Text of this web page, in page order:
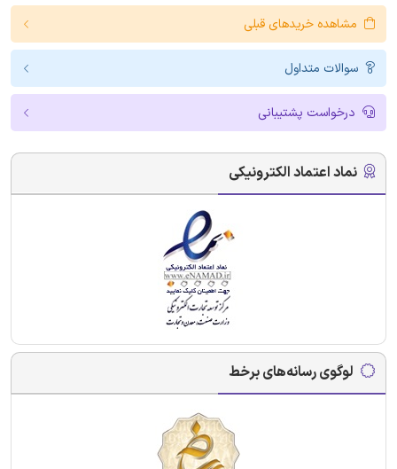
مشاهده خریدهای قبلی
سوالات متداول
درخواست پشتیبانی
نماد اعتماد الکترونیکی
لوگوی رسانه‌های برخط